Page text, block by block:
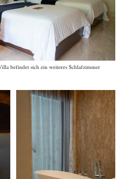
befindet sich ein weiteres Schlafzimmer